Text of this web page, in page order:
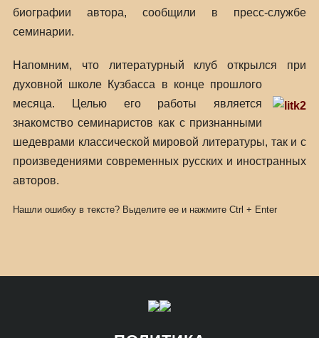
биографии автора, сообщили в пресс-службе
семинарии.
Напомним, что литературный клуб открылся при
духовной школе Кузбасса в конце прошлого
месяца. Целью его работы является
знакомство семинаристов как с признанными
шедеврами классической мировой литературы, так и с
произведениями современных русских и иностранных
авторов.
Нашли ошибку в тексте? Выделите ее и нажмите Ctrl + Enter